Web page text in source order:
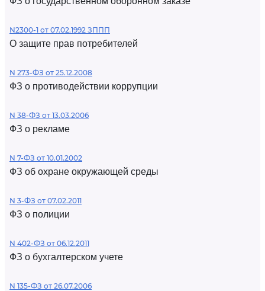
N2300-1 от 07.02.1992 ЗППП
О защите прав потребителей
N 273-ФЗ от 25.12.2008
ФЗ о противодействии коррупции
N 38-ФЗ от 13.03.2006
ФЗ о рекламе
N 7-ФЗ от 10.01.2002
ФЗ об охране окружающей среды
N 3-ФЗ от 07.02.2011
ФЗ о полиции
N 402-ФЗ от 06.12.2011
ФЗ о бухгалтерском учете
N 135-ФЗ от 26.07.2006